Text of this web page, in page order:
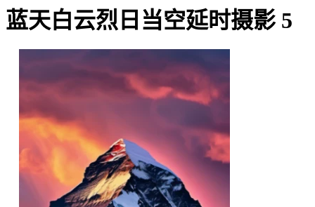
蓝天白云烈日当空延时摄影 5